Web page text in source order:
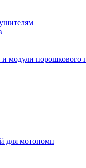
модули порошкового
для мотопомп